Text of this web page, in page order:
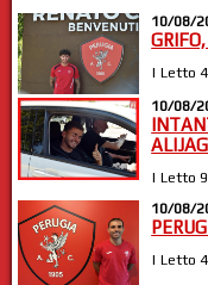
10/08/
GRIFO,
| Letto
10/08/
| Letto
10/08/
| Letto